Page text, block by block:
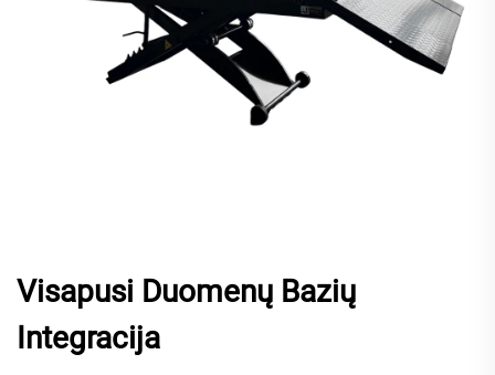
Visapusi Duomenų Bazių
Integracija